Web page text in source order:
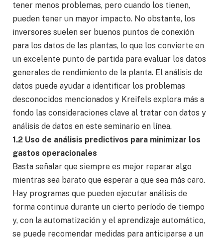
tener menos problemas, pero cuando los tienen,
pueden tener un mayor impacto. No obstante, los
inversores suelen ser buenos puntos de conexión
para los datos de las plantas, lo que los convierte en
un excelente punto de partida para evaluar los datos
generales de rendimiento de la planta. El análisis de
datos puede ayudar a identificar los problemas
desconocidos mencionados y Kreifels explora más a
fondo las consideraciones clave al tratar con datos y
análisis de datos en este seminario en línea.
1.2 Uso de análisis predictivos para minimizar los
gastos operacionales
Basta señalar que siempre es mejor reparar algo
mientras sea barato que esperar a que sea más caro.
Hay programas que pueden ejecutar análisis de
forma continua durante un cierto período de tiempo
y, con la automatización y el aprendizaje automático,
se puede recomendar medidas para anticiparse a un